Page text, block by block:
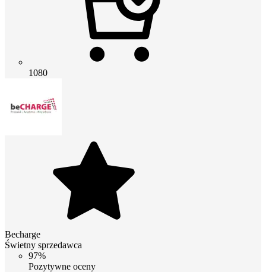
1080
Becharge
Świetny sprzedawca
97%
Pozytywne oceny